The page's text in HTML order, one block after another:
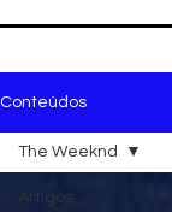
Conteúdos
Artigos
The Weeknd